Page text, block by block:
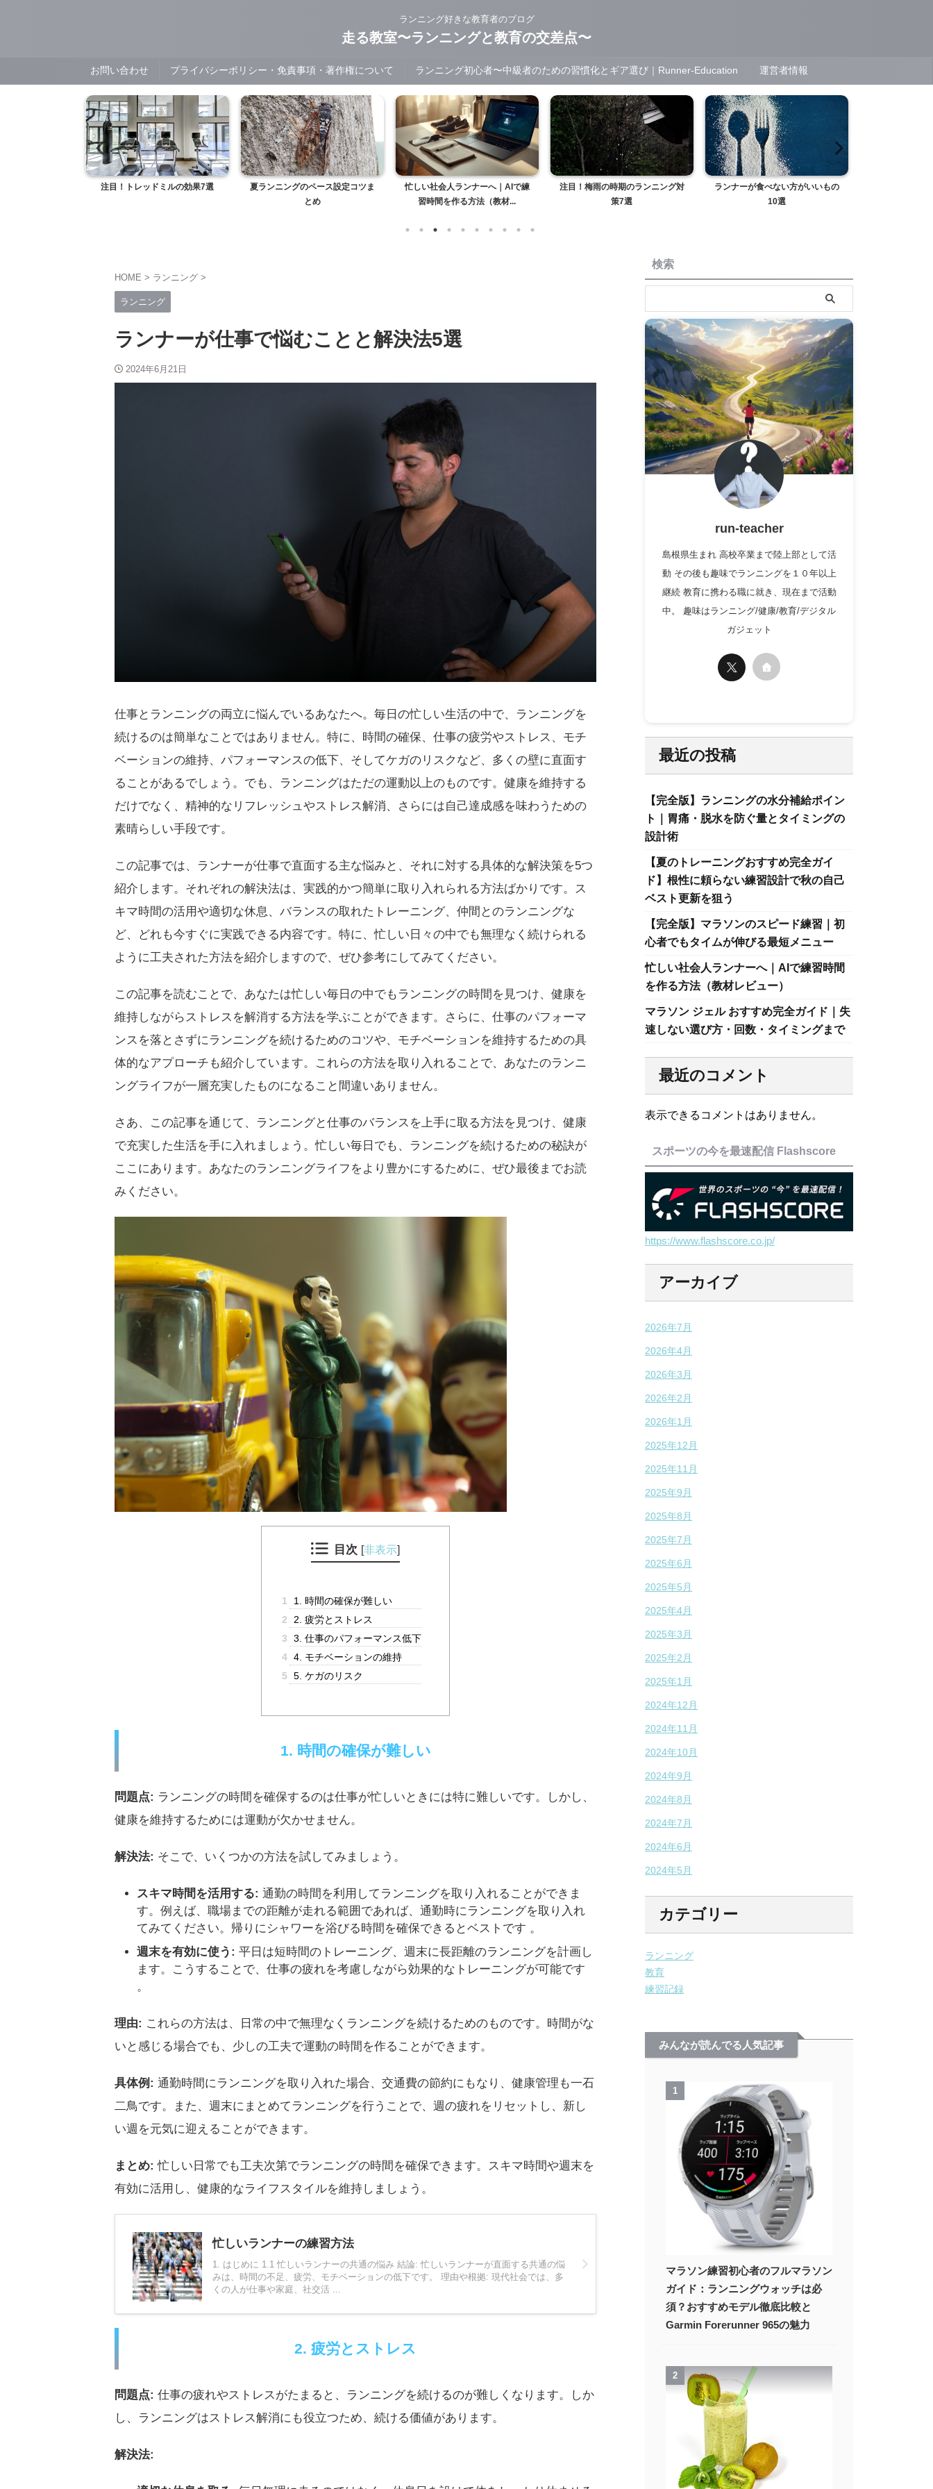
ランニング好きな教育者のブログ
走る教室〜ランニングと教育の交差点〜
お問い合わせ プライバシーポリシー・免責事項・著作権について ランニング初心者〜中級者のための習慣化とギア選び｜Runner-Education 運営者情報
注目！トレッドミルの効果7選
夏ランニングのペース設定コツま
とめ
忙しい社会人ランナーへ｜AIで練
習時間を作る方法（教材...
注目！梅雨の時期のランニング対
策7選
ランナーが食べない方がいいもの
10選
HOME > ランニング >
ランニング
ランナーが仕事で悩むことと解決法5選
2024年6月21日
仕事とランニングの両立に悩んでいるあなたへ。毎日の忙しい生活の中で、ランニングを
続けるのは簡単なことではありません。特に、時間の確保、仕事の疲労やストレス、モチ
ベーションの維持、パフォーマンスの低下、そしてケガのリスクなど、多くの壁に直面す
ることがあるでしょう。でも、ランニングはただの運動以上のものです。健康を維持する
だけでなく、精神的なリフレッシュやストレス解消、さらには自己達成感を味わうための
素晴らしい手段です。
この記事では、ランナーが仕事で直面する主な悩みと、それに対する具体的な解決策を5つ
紹介します。それぞれの解決法は、実践的かつ簡単に取り入れられる方法ばかりです。ス
キマ時間の活用や適切な休息、バランスの取れたトレーニング、仲間とのランニングな
ど、どれも今すぐに実践できる内容です。特に、忙しい日々の中でも無理なく続けられる
ように工夫された方法を紹介しますので、ぜひ参考にしてみてください。
この記事を読むことで、あなたは忙しい毎日の中でもランニングの時間を見つけ、健康を
維持しながらストレスを解消する方法を学ぶことができます。さらに、仕事のパフォーマ
ンスを落とさずにランニングを続けるためのコツや、モチベーションを維持するための具
体的なアプローチも紹介しています。これらの方法を取り入れることで、あなたのランニ
ングライフが一層充実したものになること間違いありません。
さあ、この記事を通じて、ランニングと仕事のバランスを上手に取る方法を見つけ、健康
で充実した生活を手に入れましょう。忙しい毎日でも、ランニングを続けるための秘訣が
ここにあります。あなたのランニングライフをより豊かにするために、ぜひ最後までお読
みください。
目次 [非表示]
1
1. 時間の確保が難しい
2
2. 疲労とストレス
3
3. 仕事のパフォーマンス低下
4 4. モチベーションの維持
5
5. ケガのリスク
1. 時間の確保が難しい
問題点: ランニングの時間を確保するのは仕事が忙しいときには特に難しいです。しかし、
健康を維持するためには運動が欠かせません。
解決法: そこで、いくつかの方法を試してみましょう。
スキマ時間を活用する: 通勤の時間を利用してランニングを取り入れることができま
す。例えば、職場までの距離が走れる範囲であれば、通勤時にランニングを取り入れ
てみてください。帰りにシャワーを浴びる時間を確保できるとベストです​ ​。
週末を有効に使う: 平日は短時間のトレーニング、週末に長距離のランニングを計画し
ます。こうすることで、仕事の疲れを考慮しながら効果的なトレーニングが可能です​ ​
。
理由: これらの方法は、日常の中で無理なくランニングを続けるためのものです。時間がな
いと感じる場合でも、少しの工夫で運動の時間を作ることができます。
具体例: 通勤時間にランニングを取り入れた場合、交通費の節約にもなり、健康管理も一石
二鳥です。また、週末にまとめてランニングを行うことで、週の疲れをリセットし、新し
い週を元気に迎えることができます。
まとめ: 忙しい日常でも工夫次第でランニングの時間を確保できます。スキマ時間や週末を
有効に活用し、健康的なライフスタイルを維持しましょう。
忙しいランナーの練習方法
1. はじめに 1.1 忙しいランナーの共通の悩み 結論: 忙しいランナーが直面する共通の悩
みは、時間の不足、疲労、モチベーションの低下です。 理由や根拠: 現代社会では、多
くの人が仕事や家庭、社交活 ...
2. 疲労とストレス
問題点: 仕事の疲れやストレスがたまると、ランニングを続けるのが難しくなります。しか
し、ランニングはストレス解消にも役立つため、続ける価値があります。
解決法:
検索
run-teacher
島根県生まれ 高校卒業まで陸上部として活
動 その後も趣味でランニングを１０年以上
継続 教育に携わる職に就き、現在まで活動
中。 趣味はランニング/健康/教育/デジタル
ガジェット
最近の投稿
【完全版】ランニングの水分補給ポイン
ト｜胃痛・脱水を防ぐ量とタイミングの
設計術
【夏のトレーニングおすすめ完全ガイ
ド】根性に頼らない練習設計で秋の自己
ベスト更新を狙う
【完全版】マラソンのスピード練習｜初
心者でもタイムが伸びる最短メニュー
忙しい社会人ランナーへ｜AIで練習時間
を作る方法（教材レビュー）
マラソン ジェル おすすめ完全ガイド｜失
速しない選び方・回数・タイミングまで
最近のコメント
表示できるコメントはありません。
スポーツの今を最速配信 Flashscore
https://www.flashscore.co.jp/
アーカイブ
2026年7月
2026年4月
2026年3月
2026年2月
2026年1月
2025年12月
2025年11月
2025年9月
2025年8月
2025年7月
2025年6月
2025年5月
2025年4月
2025年3月
2025年2月
2025年1月
2024年12月
2024年11月
2024年10月
2024年9月
2024年8月
2024年7月
2024年6月
2024年5月
カテゴリー
ランニング
教育
練習記録
みんなが読んでる人気記事
1
マラソン練習初心者のフルマラソン
ガイド：ランニングウォッチは必
須？おすすめモデル徹底比較と
Garmin Forerunner 965の魅力
2